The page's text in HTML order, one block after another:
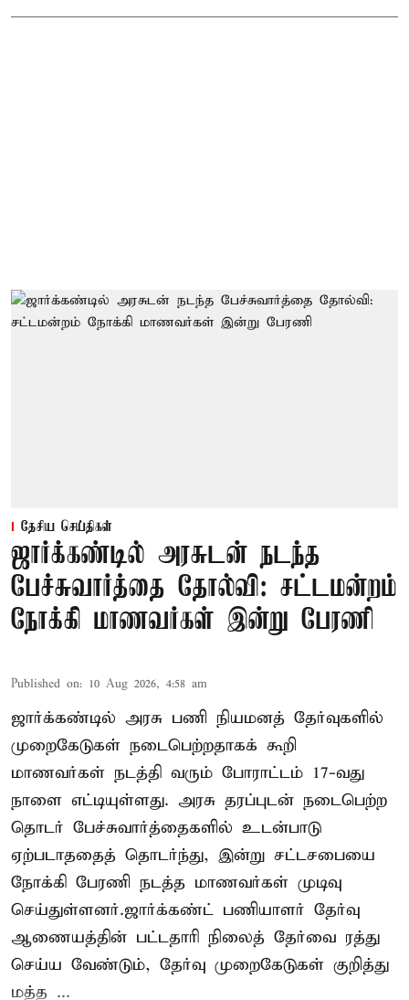
தேசிய செய்திகள்
ஜார்க்கண்டில் அரசுடன் நடந்த
பேச்சுவார்த்தை தோல்வி: சட்டமன்றம்
நோக்கி மாணவர்கள் இன்று பேரணி
Published on: 10 Aug 2026, 4:58 am
ஜார்க்கண்டில் அரசு பணி நியமனத் தேர்வுகளில்
முறைகேடுகள் நடைபெற்றதாகக் கூறி
மாணவர்கள் நடத்தி வரும் போராட்டம் 17-வது
நாளை எட்டியுள்ளது. அரசு தரப்புடன் நடைபெற்ற
தொடர் பேச்சுவார்த்தைகளில் உடன்பாடு
ஏற்படாததைத் தொடர்ந்து, இன்று சட்டசபையை
நோக்கி பேரணி நடத்த மாணவர்கள் முடிவு
செய்துள்ளனர்.ஜார்க்கண்ட் பணியாளர் தேர்வு
ஆணையத்தின் பட்டதாரி நிலைத் தேர்வை ரத்து
செய்ய வேண்டும், தேர்வு முறைகேடுகள் குறித்து
மத்த ...